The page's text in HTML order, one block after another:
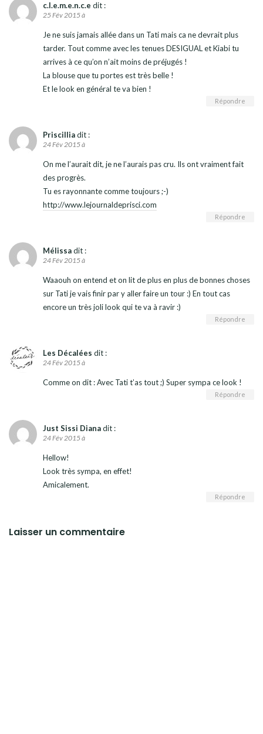
c.l.e.m.e.n.c.e dit :
25 Fév 2015 à
Je ne suis jamais allée dans un Tati mais ca ne devrait plus
tarder. Tout comme avec les tenues DESIGUAL et Kiabi tu
arrives à ce qu’on n’ait moins de préjugés !
La blouse que tu portes est très belle !
Et le look en général te va bien !
Répondre
Priscilliadit :
24 Fév 2015 à
On me l’aurait dit, je ne l’aurais pas cru. Ils ont vraiment fait
des progrès.
Tu es rayonnante comme toujours ;-)
http://www.lejournaldeprisci.com
Répondre
Mélissadit :
24 Fév 2015 à
Waaouh on entend et on lit de plus en plus de bonnes choses
sur Tati je vais finir par y aller faire un tour :) En tout cas
encore un très joli look qui te va à ravir :)
Répondre
Les Décalées dit :
24 Fév 2015 à
Comme on dit : Avec Tati t’as tout ;) Super sympa ce look !
Répondre
Just Sissi Dianadit :
24 Fév 2015 à
Hellow!
Look très sympa, en effet!
Amicalement.
Répondre
Laisser un commentaire